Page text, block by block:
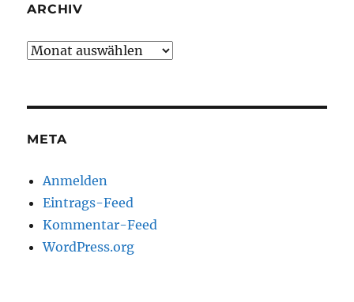
ARCHIV
Archiv
META
Anmelden
Eintrags-Feed
Kommentar-Feed
WordPress.org